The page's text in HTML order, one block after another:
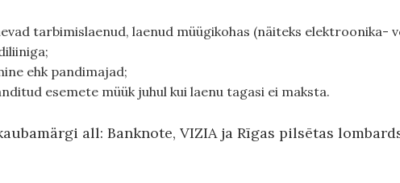
tarbimislaenud, laenud müügikohas (näiteks elektroonika-
ehk pandimajad;
esemete müük juhul kui laenu tagasi ei maksta.
all: Banknote, VIZIA ja Rīgas pilsētas